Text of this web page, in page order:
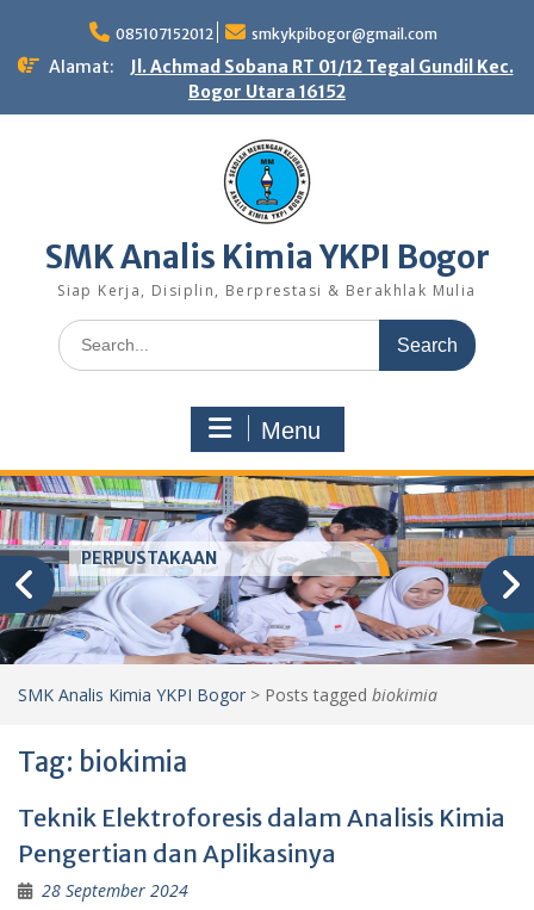
content
085107152012 smkykpibogor@gmail.com
Alamat:
Jl. Achmad Sobana RT 01/12 Tegal Gundil Kec.
Bogor Utara 16152
SMK Analis Kimia YKPI Bogor
Siap Kerja, Disiplin, Berprestasi & Berakhlak Mulia
Search
for:
Menu
PERPUSTAKAAN
SMK Analis Kimia YKPI Bogor > Posts tagged biokimia
Tag: biokimia
Teknik Elektroforesis dalam Analisis Kimia
Pengertian dan Aplikasinya
28 September 2024